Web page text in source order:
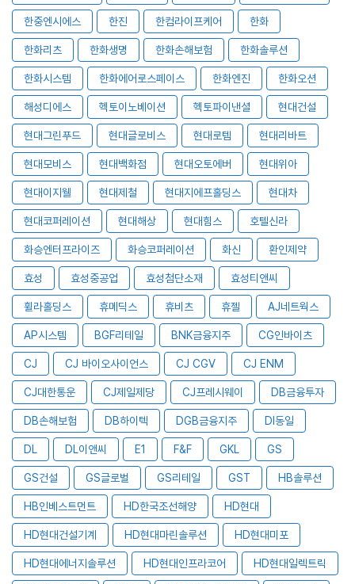
한중엔시에스 한진 한컴라이프케어 한화
한화리츠 한화생명 한화손해보험 한화솔루션
한화시스템 한화에어로스페이스 한화엔진 한화오션
해성디에스 헥토이노베이션 헥토파이낸셜 현대건설
현대그린푸드 현대글로비스 현대로템 현대리바트
현대모비스 현대백화점 현대오토에버 현대위아
현대이지웰 현대제철 현대지에프홀딩스 현대차
현대코퍼레이션 현대해상 현대힘스 호텔신라
화승엔터프라이즈 화승코퍼레이션 화신 환인제약
효성 효성중공업 효성첨단소재 효성티앤씨
휠라홀딩스 휴메딕스 휴비츠 휴젤 AJ네트웍스
AP시스템 BGF리테일 BNK금융지주 CG인바이츠
CJ CJ 바이오사이언스 CJ CGV CJ ENM
CJ대한통운 CJ제일제당 CJ프레시웨이 DB금융투자
DB손해보험 DB하이텍 DGB금융지주 DI동일
DL DL이앤씨 E1 F&F GKL GS
GS건설 GS글로벌 GS리테일 GST HB솔루션
HB인베스트먼트 HD한국조선해양 HD현대
HD현대건설기계 HD현대마린솔루션 HD현대미포
HD현대에너지솔루션 HD현대인프라코어 HD현대일렉트릭